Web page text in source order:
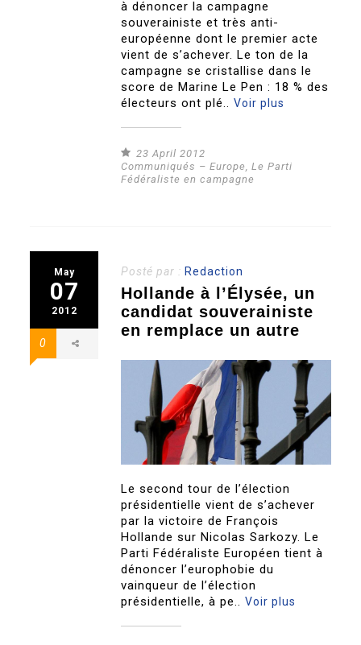
à dénoncer la campagne
souverainiste et très anti-
européenne dont le premier acte
vient de s’achever. Le ton de la
campagne se cristallise dans le
score de Marine Le Pen : 18 % des
électeurs ont plé..Voir plus
23 April 2012
Communiqués – Europe,Le Parti
Fédéraliste en campagne
May
07
2012
0
Posté par : Redaction
Hollande à l’Élysée, un
candidat souverainiste
en remplace un autre
Le second tour de l’élection
présidentielle vient de s’achever
par la victoire de François
Hollande sur Nicolas Sarkozy. Le
Parti Fédéraliste Européen tient à
dénoncer l’europhobie du
vainqueur de l’élection
présidentielle, à pe..Voir plus